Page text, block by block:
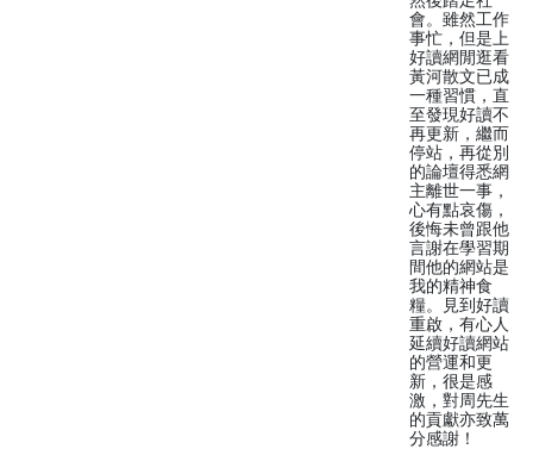
會。雖然工作
事忙，但是上
好讀網閒逛看
黃河散文已成
一種習慣，直
至發現好讀不
再更新，繼而
停站，再從別
的論壇得悉網
主離世一事，
心有點哀傷，
後悔未曾跟他
言謝在學習期
間他的網站是
我的精神食
糧。見到好讀
重啟，有心人
延續好讀網站
的營運和更
新，很是感
激，對周先生
的貢獻亦致萬
分感謝！